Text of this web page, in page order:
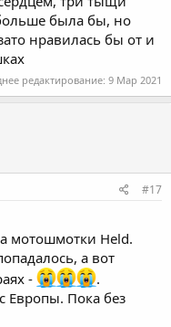
была бы, но
нравилась бы от и
редактирование: 9 Мар 2021
#17
мотошмотки Held.
а вот
-
.
Европы. Пока без